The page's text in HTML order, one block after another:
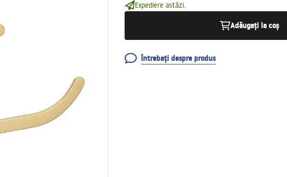
Expediere astăzi.
Adăugați la coș
Întrebați despre produs